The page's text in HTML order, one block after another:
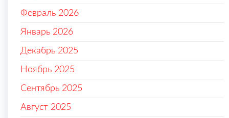
Февраль 2026
Январь 2026
Декабрь 2025
Ноябрь 2025
Сентябрь 2025
Август 2025